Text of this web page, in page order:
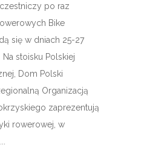
po raz
Bike
się w dniach 25-27
stoisku Polskiej
Dom Polski
Organizacją
zaprezentują
rowerowej, w